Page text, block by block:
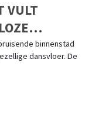
VULT
binnenstad
dansvloer. De